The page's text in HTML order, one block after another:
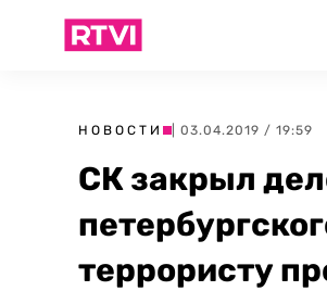
НОВОСТИ | 03.04.2019 / 19:59
СК закрыл
террористу